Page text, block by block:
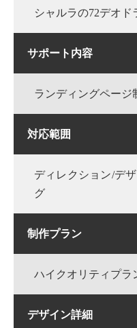
シャルラの72デオド
サポート内容
ランディングページ
対応範囲
ディレクション/デ
グ
制作プラン
ハイクオリティプラ
デザイン詳細